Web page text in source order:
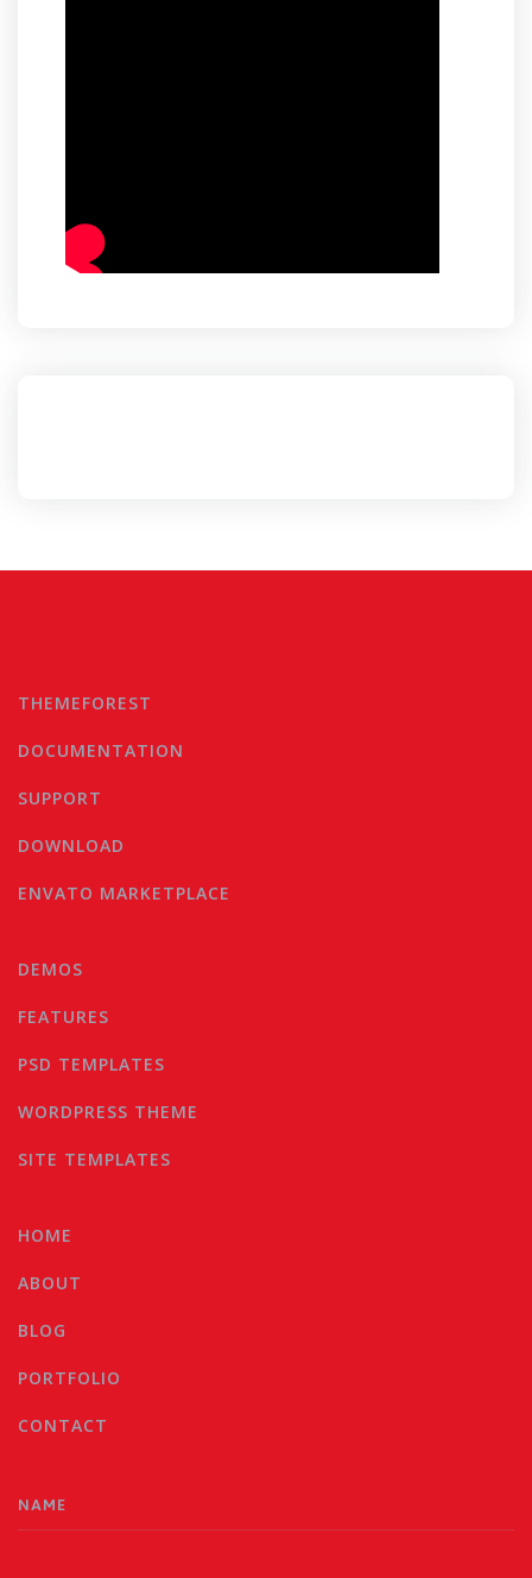
THEMEFOREST
DOCUMENTATION
SUPPORT
DOWNLOAD
ENVATO MARKETPLACE
DEMOS
FEATURES
PSD TEMPLATES
WORDPRESS THEME
SITE TEMPLATES
HOME
ABOUT
BLOG
PORTFOLIO
CONTACT